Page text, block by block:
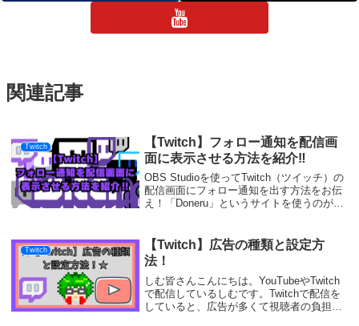
関連記事
Twitch
【Twitch】フォロー通知を配信画
面に表示させる方法を紹介‼
OBS Studioを使ってTwitch（ツイッチ）の
配信画面にフォロー通知を出す方法をお伝
え！「Doneru」というサイトを使うのが個
Twitch
【Twitch】広告の種類と設定方
法！
しむ皆さんこんにちは。YouTubeやTwitch
で配信しているしむです。Twitchで配信を
していると、広告が多くて視聴者の負担に